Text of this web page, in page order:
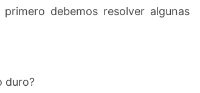
primero debemos resolver algunas
duro?